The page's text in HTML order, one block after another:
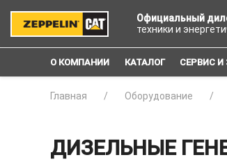
Официальный
техники и
О КОМПАНИИ КАТАЛОГ СЕРВИС
Главная Оборудование
ДИЗЕЛЬНЫЕ